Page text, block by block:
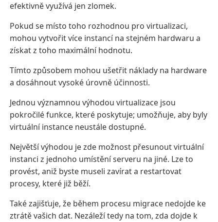
efektivně využívá jen zlomek.
Pokud se místo toho rozhodnou pro virtualizaci,
mohou vytvořit více instancí na stejném hardwaru a
získat z toho maximální hodnotu.
Tímto způsobem mohou ušetřit náklady na hardware
a dosáhnout vysoké úrovně účinnosti.
Jednou významnou výhodou virtualizace jsou
pokročilé funkce, které poskytuje; umožňuje, aby byly
virtuální instance neustále dostupné.
Největší výhodou je zde možnost přesunout virtuální
instanci z jednoho umístění serveru na jiné. Lze to
provést, aniž byste museli zavírat a restartovat
procesy, které již běží.
Také zajišťuje, že během procesu migrace nedojde ke
ztrátě vašich dat. Nezáleží tedy na tom, zda dojde k